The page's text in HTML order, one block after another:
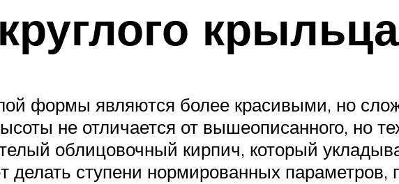
крыльца
формы являются более красивыми, но
не отличается от вышеописанного, но
облицовочный кирпич, который
ступени нормированных параметров,